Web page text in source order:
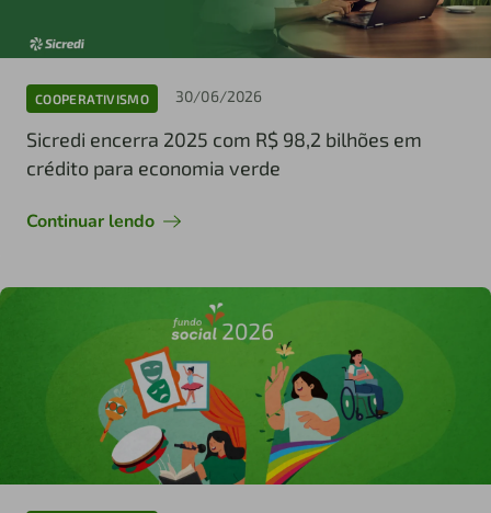
COOPERATIVISMO 30/06/2026
Sicredi encerra 2025 com R$ 98,2 bilhões em
crédito para economia verde
Continuar lendo